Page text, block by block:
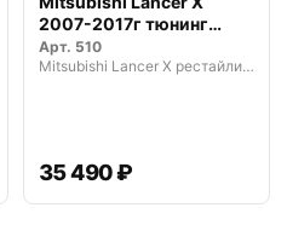
2007-2017г тюнинг
фары LED
Арт. 510
Mitsubishi Lancer X рестайлинг 2 (2015—2017)
35 490 ₽